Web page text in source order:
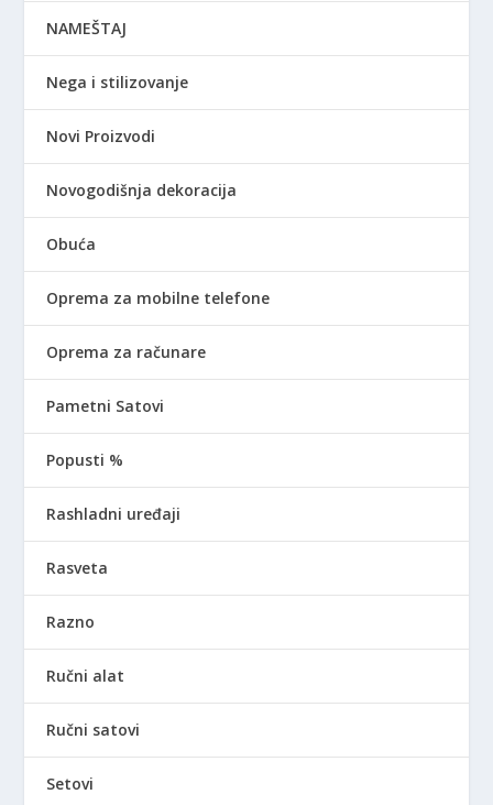
NAMEŠTAJ
Nega i stilizovanje
Novi Proizvodi
Novogodišnja dekoracija
Obuća
Oprema za mobilne telefone
Oprema za računare
Pametni Satovi
Popusti %
Rashladni uređaji
Rasveta
Razno
Ručni alat
Ručni satovi
Setovi